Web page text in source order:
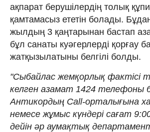
ақпарат берушілердің толық
қамтамасыз ететін болады.
жылдың 3 қаңтарынан бастап
бұл санаты куәгерлерді қорғау
жатқызылатыны белгілі болды.
"Сыбайлас жемқорлық фактісі
келген азамат 1424 телефоны
Антикордың Call-орталығына
немесе жұмыс күндері сағат
дейін әр аумақтық